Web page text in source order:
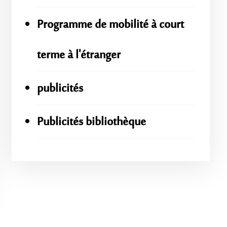
Programme de mobilité à court
terme à l'étranger
publicités
Publicités bibliothèque